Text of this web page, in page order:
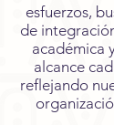
esfuerzos,
de
académica
alcance
reflejando